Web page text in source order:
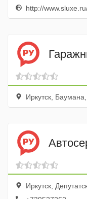
http://
Иркутск,
Иркутск,